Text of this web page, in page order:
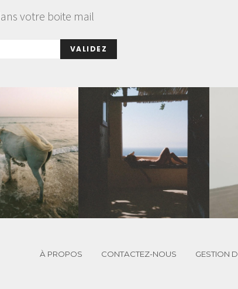
votre boite mail
VALIDEZ
À PROPOS CONTACTEZ-NOUS GESTION